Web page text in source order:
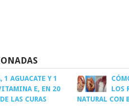
1 AGUACATE Y 1
E, EN 20
LAS CURAS
LOS
NATURAL CON